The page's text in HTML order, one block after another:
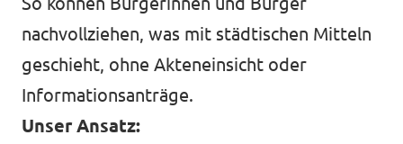
nachvollziehen, was mit städtischen Mitteln
geschieht, ohne Akteneinsicht oder
Informationsanträge.
Unser Ansatz: